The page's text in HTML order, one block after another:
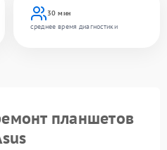
30 мин
среднее время диагностики
планшетов